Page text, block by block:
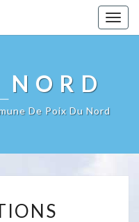
De Poix Du Nord